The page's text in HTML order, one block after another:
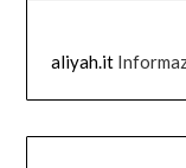
aliyah.it